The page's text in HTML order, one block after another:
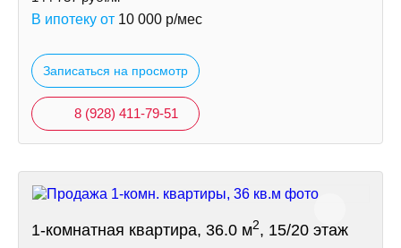
В ипотеку от 10 000 р/мес
Записаться на просмотр
8 (928) 411-79-51
1-комнатная квартира, 36.0 м2, 15/20 этаж